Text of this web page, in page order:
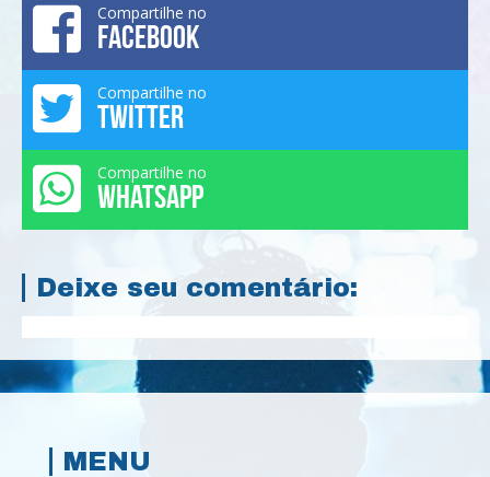
Compartilhe no
FACEBOOK
Compartilhe no
TWITTER
Compartilhe no
WHATSAPP
Deixe seu comentário:
MENU